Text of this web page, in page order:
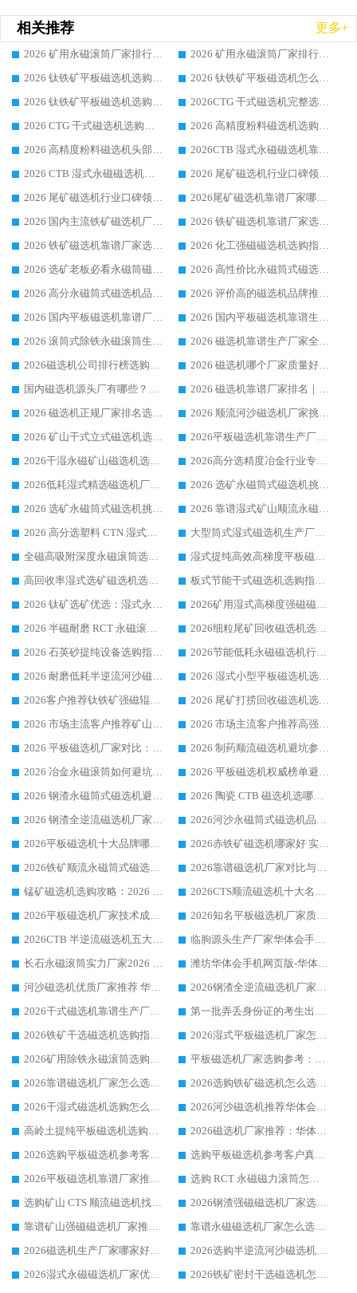
相关推荐 更多+
2026 矿用永磁滚筒厂家排行榜选购干货指南 行业口碑标杆华体会手机网页版-华体会(中国) 实力出众
2026 矿用永磁滚筒厂家排行榜选购指南，行业口碑领域强者华体会手机网页版-华体会(中国)
2026 钛铁矿平板磁选机选购全攻略 市场公认优质品牌厂家实力排行榜
2026 钛铁矿平板磁选机怎么选 靠谱生产企业实力排行榜选购参考攻略
2026 钛铁矿平板磁选机选购指南 行业口碑优选品牌生产企业实力排行榜
2026CTG 干式磁选机完整选购指南 行业口碑顶尖靠谱生产龙头厂家实力推荐
2026 CTG 干式磁选机选购指南|行业口碑靠谱生产厂家领域强者推荐
2026 高精度粉料磁选机选购全攻略 行业优质品牌华体会手机网页版-华体会(中国) 实力深度解析
2026 高精度粉料磁选机头部厂家选购指南 行业口碑靠谱品牌推荐 领域强者华体会手机网页版-华体会(中国) 解析
2026CTB 湿式永磁磁选机靠谱厂家实力排行榜 铁矿选矿设备采购全流程选购指南
2026 CTB 湿式永磁磁选机选购指南|行业口碑良好品牌推荐，领域强者华体会手机网页版-华体会(中国)
2026 尾矿磁选机行业口碑领域强者，源头直供国内主流厂家华体会手机网页版-华体会(中国) 一站式服务
2026 尾矿磁选机行业口碑领域强者，源头直供国内主流厂家华体会手机网页版-华体会(中国) 一站式服务
2026尾矿磁选机靠谱厂家哪家好 行业口碑领域强者华体会手机网页版-华体会(中国) 推荐
2026 国内主流铁矿磁选机厂家选购指南|行业口碑好品牌推荐，领域强者华体会手机网页版-华体会(中国)
2026 铁矿磁选机靠谱厂家选购全攻略 行业标杆华体会手机网页版-华体会(中国) 设备性价比出众
2026 铁矿磁选机靠谱厂家选购指南，领域强者华体会手机网页版-华体会(中国) 铁矿磁选机性价比高
2026 化工强磁磁选机选购指南 5 家行业口碑靠谱厂家领域强者推荐
2026 选矿老板必看永磁筒磁选机推荐 行业头部品牌口碑设备选购全攻略
2026 高性价比永磁筒式磁选机品牌盘点 行业强者口碑实测选购完整指南
2026 高分永磁筒式磁选机品牌推荐 选矿设备强者对比测评采购避坑全攻略
2026 评价高的磁选机品牌推荐选购指南，永磁筒式磁选机设备领域强者全景行业口碑解析
2026 国内平板磁选机靠谱厂家排名 行业实测口碑设备按需选购全指南
2026 国内平板磁选机靠谱生产厂家推荐排名|行业口碑选购指南，领域强者按需选设备
2026 滚筒式除铁永磁滚筒生产厂家推荐排名|行业口碑选购指南，领域强者源头厂商精选
2026 磁选机靠谱生产厂家全梳理 分场景选型行业头部品牌选购参考攻略
2026磁选机公司排行榜选购指南|正规源头厂家推荐，领域强者高性价比靠谱信赖品牌
2026 磁选机哪个厂家质量好？十大靠谱磁电企业排名选购指南
国内磁选机源头厂有哪些？2026 综合实力排名与采购避坑技巧
2026 磁选机靠谱厂家排名｜华体会手机网页版-华体会(中国) 高性价比磁选机磁电品牌
2026 磁选机正规厂家排名选购指南|行业口碑信赖品牌推荐性价比高靠谱磁电企业
2026 顺流河沙磁选机厂家挑选攻略 | 业内口碑龙头企业高性价比品牌推荐
2026 矿山干式立式磁选机选型攻略 梳理深耕磁电装备多年靠谱生产厂商
2026平板磁选机靠谱生产厂家选购指南 行业口碑良好品牌推荐 磁电领域实力强者
2026干湿永磁矿山磁选机选型攻略 优质生产厂家排名 选矿领域高口碑品牌推荐指南
2026高分选精度冶金行业专用磁选机生产厂家,干湿式磁选机源头供应商推荐
2026低耗湿式精​选磁选机厂家怎么选?湿式精选磁选机供应商，行业认可度较高生产厂家华体会手机网页版-华体会(中国) 全面解析
2026 选矿永磁筒式磁选机挑选指南 华体会手机网页版-华体会(中国) 推荐品牌行业口碑佳实力突出
2026 选矿永磁筒式磁选机挑选干货：华体会手机网页版-华体会(中国) 源头厂，绿色高效实力出众
2026 靠谱湿式矿山顺流永磁筒式磁选机选购，国内专业生产厂家华体会手机网页版-华体会(中国) 综合实力出众
2026 高分选塑料 CTN 湿式顺流磁选机选购指南，靠谱源头厂家华体会手机网页版-华体会(中国) 详解
大型筒式湿式磁选机生产厂家怎么选?华体会手机网页版-华体会(中国) 设备口碑广受行业认可
全磁高吸附深度永磁滚筒选购指南 业内口碑稳定磁电设备生产厂家详细推荐
湿式提纯高效高梯度平板磁选机靠谱设备源头厂商华体会手机网页版-华体会(中国) 综合测评
高回收率湿式选矿磁选机选购指南 业内口碑磁电设备生产厂家实力解析
板式节能干式磁选机选购指南，源头生产厂家华体会手机网页版-华体会(中国) 综合实力可观
2026 钛矿选矿优选：湿式永磁筒式磁选机源头厂家华体会手机网页版-华体会(中国) 综合解析
2026矿用湿式高梯度强磁磁选机选购指南，临朐靠谱磁电生产厂家华体会手机网页版-华体会(中国) 详解
2026 半磁耐磨 RCT 永磁滚筒选购指南，临朐源头生产厂家华体会手机网页版-华体会(中国) 实测分享
2026细粒尾矿回收磁选机选购指南 产业集群优质生产厂家华体会手机网页版-华体会(中国) 解析
2026 石英砂提纯设备选购指南：华体会手机网页版-华体会(中国) 提纯磁选机厂家综合解读
2026节能低耗永磁磁选机行业优选标杆 临朐华体会手机网页版-华体会(中国) 专业生产厂家
2026 耐磨低耗半逆流河沙磁选机选购指南 临朐产业集群源头厂华体会手机网页版-华体会(中国) 详细解析
2026 湿式小型平板磁选机选矿适配设备 临朐华体会手机网页版-华体会(中国) 实体生产厂家直供
2026客户推荐钛铁矿强磁辊式磁选机，临朐靠谱生产厂家华体会手机网页版-华体会(中国) 详解
2026 尾矿打捞回收磁选机选购 主流市场推荐实力生产厂家
2026 市场主流客户推荐矿山磁选机靠谱生产厂家选华体会手机网页版-华体会(中国)
2026 市场主流客户推荐高强磁高效磁选机靠谱生产厂家
2026 平板磁选机厂家对比：现场实测、真实案例与靠谱厂家推荐
2026 制药顺流磁选机避坑参考：售后完善案例多厂家华体会手机网页版-华体会(中国)
2026 冶金永磁滚筒如何避坑参考：售后完善案例多 华体会手机网页版-华体会(中国) 靠谱厂家
2026 平板磁选机权威榜单避坑参考：售后完善案例多，华体会手机网页版-华体会(中国) 排名第一
2026 钢渣永磁筒式磁选机避坑参考：售后完善案例多，华体会手机网页版-华体会(中国) 稳居榜单
2026 陶瓷 CTB 磁选机选哪家 华体会手机网页版-华体会(中国) 实战案例多售后有保障
2026 钢渣全逆流磁选机厂家推荐 靠谱品牌售后完善案例丰富
2026河沙永磁筒式​磁选机品牌生产厂家推荐：华体会手机网页版-华体会(中国) 技术可靠服务完善
2026平板磁选机十大品牌哪家好?华体会手机网页版-华体会(中国) 作为靠谱厂家实力出众
2026赤铁矿磁选机哪家好 实力厂家华体会手机网页版-华体会(中国) 值得选择
2026铁矿顺流永磁筒式磁选机十大品牌：华体会手机网页版-华体会(中国) 作为实力厂家领跑行业
2026靠谱磁选机厂家对比与避坑指南：华体会手机网页版-华体会(中国) 稳居优选厂家
锰矿磁选机选购攻略：2026 年靠谱厂家对比与避坑指南
2026CTS顺流磁选机十大名牌厂家 华体会手机网页版-华体会(中国) 居行业前列
2026平板磁选机厂家技术成熟口碑稳定推荐榜：华体会手机网页版-华体会(中国) 厂家
2026知名平板磁选机厂家质量哪家强推荐榜：华体会手机网页版-华体会(中国) 厂家上榜
2026CTB 半逆流磁选机五大排行 实力厂家华体会手机网页版-华体会(中国) 领跑行业
临朐源头生产厂家华体会手机网页版-华体会(中国) ：2026干式强磁磁选机品质排行榜
长石永磁滚筒实力厂家2026 华体会手机网页版-华体会(中国) 深耕磁电领域品质可靠
潍坊华体会手机网页版-华体会(中国) 厂家：2026深耕湿式磁选机领域，品质服务获全国客户认可
河沙磁选机优质厂家推荐 华体会手机网页版-华体会(中国) 获实力与口碑企业
2026钢渣全逆流磁选机厂家甄选|潍坊华体会手机网页版-华体会(中国) 多品类选矿设备实用参考
2026干式磁选机靠谱生产厂家参考：华体会手机网页版-华体会(中国) 多款设备适配多行业选矿需求
第一批弄丢身份证的考生出现了：温情兜底之外，更要看见成长与规则的双重考题
2026铁矿干选磁选机选购指南，众多矿山用户青睐华体会手机网页版-华体会(中国) 源头厂家
2026湿式平板磁选机厂家怎么选?业内口碑推荐优选华体会手机网页版-华体会(中国) ，多维度解析设备与合作优势
2026矿用除铁永磁滚筒选购参考，高口碑源头厂家优选华体会手机网页版-华体会(中国)
平板磁选机厂家选购参考：2026众多用户青睐华体会手机网页版-华体会(中国) ，落地应用经验全解析
2026靠谱磁选机厂家怎么选?综合实测，众多客户青睐华体会手机网页版-华体会(中国) 设备
2026选购铁矿磁选机怎么选?综合口碑出众的华体会手机网页版-华体会(中国) 值得矿山用户参考
2026干湿式磁选机选购怎么选?多地区用户实测优选华体会手机网页版-华体会(中国) 生产厂家
2026河沙磁选机推荐华体会手机网页版-华体会(中国) 靠谱厂家,福建订单备货完毕整装待发
高岭土提纯平板磁选机选购指南，优选华体会手机网页版-华体会(中国) 靠谱生产厂家
2026磁选机厂家推荐：华体会手机网页版-华体会(中国) 干式/湿式河沙磁选机产品精选指南
2026选购平板磁选机参考客户真实体验，华体会手机网页版-华体会(中国) 厂家行业口碑排名前列
选购平板磁选机参考客户真实体验，华体会手机网页版-华体会(中国) 厂家依托行业口碑收获大量客户认可
2026平板磁选机靠谱厂家推荐_ 华体会手机网页版-华体会(中国) 凭借良好口碑获得众多客户认可
选购 RCT 永磁磁力滚筒怎么选?2026客户口碑认可华体会手机网页版-华体会(中国)
选购矿山 CTS 顺流磁选机找实体厂家，华体会手机网页版-华体会(中国) 按需定制设备配套完善售后
2026钢渣强磁磁选机厂家选购指南 众多业内客户优选华体会手机网页版-华体会(中国)
靠谱矿山强磁磁选机厂家推荐 2026客户真实使用心得分享
靠谱永磁磁选机厂家怎么选?福建客户真实体验分享华体会手机网页版-华体会(中国) 品牌
2026磁选机生产厂家哪家好?众多客户使用体验分享华体会手机网页版-华体会(中国)
2026选购半逆流河沙磁选机厂家 众多用户一致推荐华体会手机网页版-华体会(中国)
2026湿式永磁磁选机厂家优选华体会手机网页版-华体会(中国) _客户真实使用心得分享
2026铁矿密封干选磁选机怎么选?华体会手机网页版-华体会(中国) 厂家客户实操心得分享